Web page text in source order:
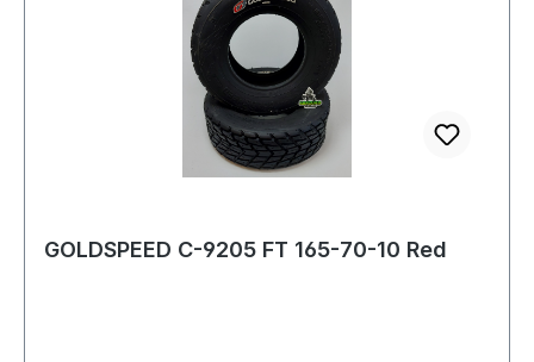
GOLDSPEED C-9205 FT 165-70-10 Red